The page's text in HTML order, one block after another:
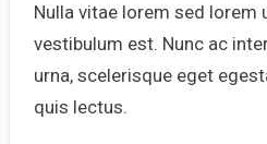
Nulla vitae lorem sed lorem
vestibulum est. Nunc ac
urna, scelerisque eget
quis lectus.